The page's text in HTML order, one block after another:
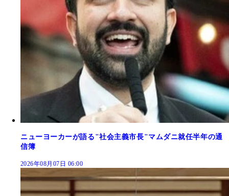
ニューヨーカーが語る"社会主義市長"マムダニ就任半年の通
信簿
2026年08月07日 06:00